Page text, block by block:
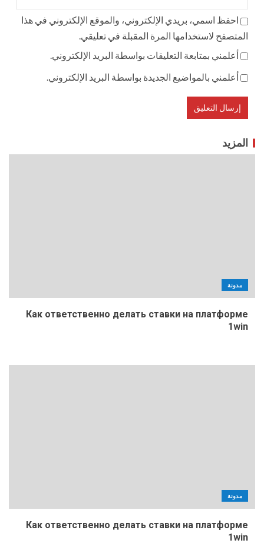
احفظ اسمي، بريدي الإلكتروني، والموقع الإلكتروني في هذا
المتصفح لاستخدامها المرة المقبلة في تعليقي.
أعلمني بمتابعة التعليقات بواسطة البريد الإلكتروني.
أعلمني بالمواضيع الجديدة بواسطة البريد الإلكتروني.
المزيد
مدونة
Как ответственно делать ставки на платформе
1win
مدونة
Как ответственно делать ставки на платформе
1win